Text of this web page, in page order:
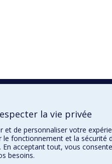
la vie privée
et de personnaliser votre
fonctionnement et la sécurité
En acceptant tout, vous
besoins.